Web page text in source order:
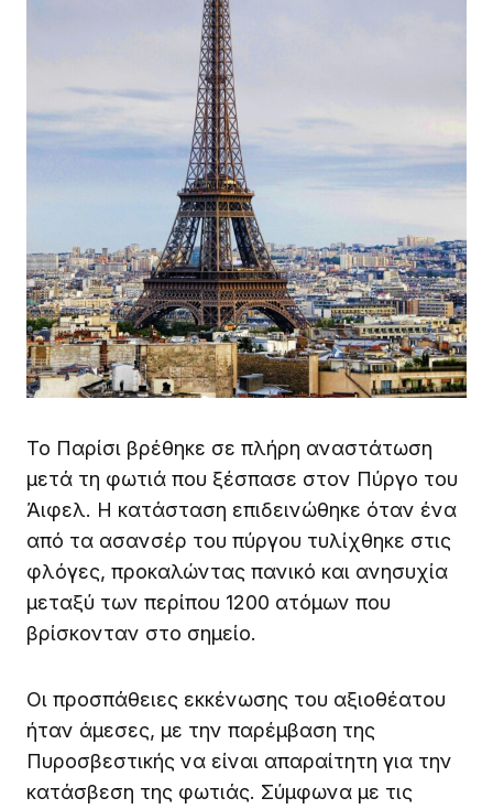
Το Παρίσι βρέθηκε σε πλήρη αναστάτωση
μετά τη φωτιά που ξέσπασε στον Πύργο του
Άιφελ. Η κατάσταση επιδεινώθηκε όταν ένα
από τα ασανσέρ του πύργου τυλίχθηκε στις
φλόγες, προκαλώντας πανικό και ανησυχία
μεταξύ των περίπου 1200 ατόμων που
βρίσκονταν στο σημείο.
Οι προσπάθειες εκκένωσης του αξιοθέατου
ήταν άμεσες, με την παρέμβαση της
Πυροσβεστικής να είναι απαραίτητη για την
κατάσβεση της φωτιάς. Σύμφωνα με τις